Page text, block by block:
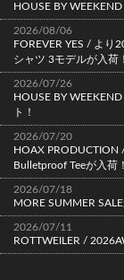
HOUSE BY
2026/08/06
FOREVER YES / より
シャツ 3モデルが入荷！
2026/07/26
HOUSE BY
ト！
2026/07/20
HOAX PRODUCTION
Bulletproof Teeが入荷！
2026/07/18
MORE SUMMER
2026/07/11
ROTTWEILER /